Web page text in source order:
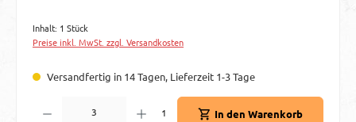
Inhalt: 1 Stück
Preise inkl. MwSt. zzgl. Versandkosten
Versandfertig in 14 Tagen, Lieferzeit 1-3 Tage
Produkt Anzahl: Gib den gewünschten Wert ein oder benutze die Schaltflächen
1
In den Warenkorb